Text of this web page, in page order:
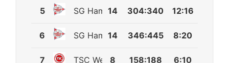
5 SG Hamburg-Nord 3
14 304:340 12:16
6 SG Hamburg-Nord 2
14 346:445 8:20
7 TSC Wellingsbüttel
8 158:188 6:10